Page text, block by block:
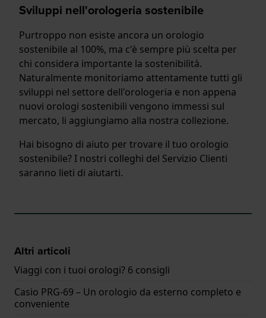
Sviluppi nell'orologeria sostenibile
Purtroppo non esiste ancora un orologio
sostenibile al 100%, ma c'è sempre più scelta per
chi considera importante la sostenibilità.
Naturalmente monitoriamo attentamente tutti gli
sviluppi nel settore dell'orologeria e non appena
nuovi orologi sostenibili vengono immessi sul
mercato, li aggiungiamo alla nostra collezione.
Hai bisogno di aiuto per trovare il tuo orologio
sostenibile? I nostri colleghi del Servizio Clienti
saranno lieti di aiutarti.
Altri articoli
Viaggi con i tuoi orologi? 6 consigli
Casio PRG-69 – Un orologio da esterno completo e
conveniente